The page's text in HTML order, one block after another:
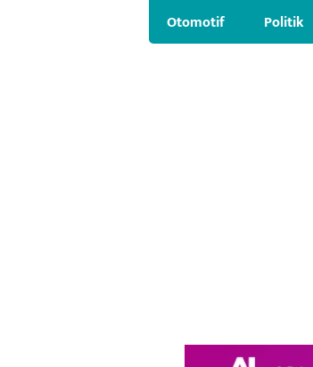
Otomotif
Politik